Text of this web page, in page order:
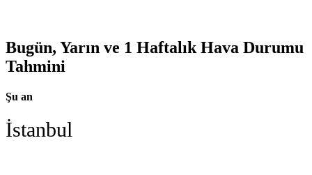
Bugün, Yarın ve 1 Haftalık Hava Durumu
Tahmini
Şu an
İstanbul